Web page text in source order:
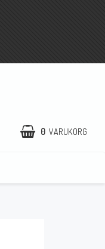
0 VARUKORG